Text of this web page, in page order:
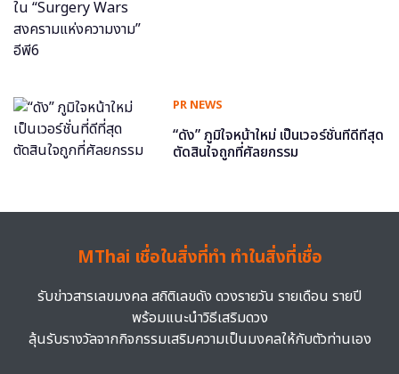
PR NEWS
“ดัง” ภูมิใจหน้าใหม่ เป็นเวอร์ชั่นที่ดีที่สุด
ตัดสินใจถูกที่ศัลยกรรม
MThai เชื่อในสิ่งที่ทำ ทำในสิ่งที่เชื่อ
รับข่าวสารเลขมงคล สถิติเลขดัง ดวงรายวัน รายเดือน รายปี
พร้อมแนะนำวิธีเสริมดวง
ลุ้นรับรางวัลจากกิจกรรมเสริมความเป็นมงคลให้กับตัวท่านเอง